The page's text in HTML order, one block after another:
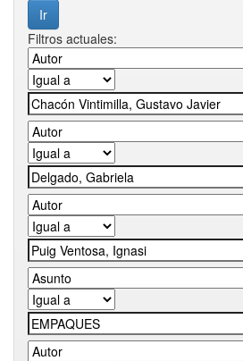
Filtros actuales: